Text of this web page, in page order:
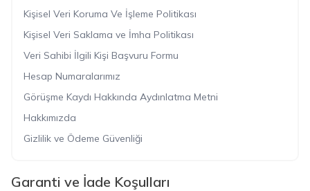
Kişisel Veri Koruma Ve İşleme Politikası
Kişisel Veri Saklama ve İmha Politikası
Veri Sahibi İlgili Kişi Başvuru Formu
Hesap Numaralarımız
Görüşme Kaydı Hakkında Aydınlatma Metni
Hakkımızda
Gizlilik ve Ödeme Güvenliği
Garanti ve İade Koşulları